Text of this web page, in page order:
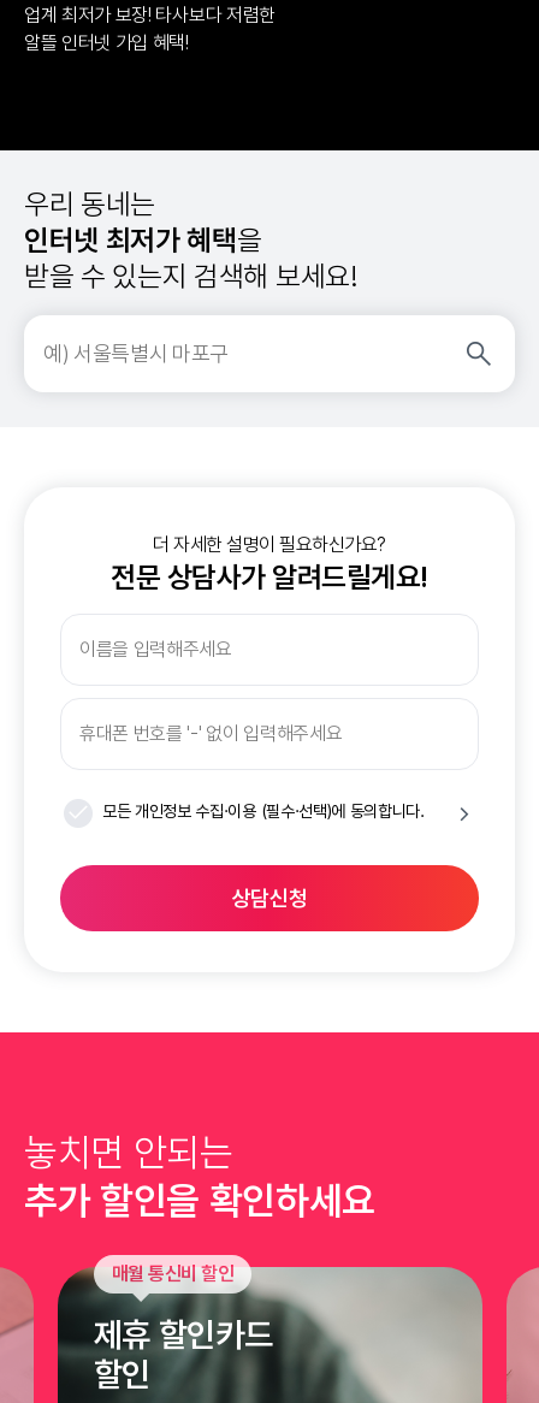
업계 최저가 보장! 타사보다 저렴한
알뜰 인터넷 가입 혜택!
우리 동네는
인터넷 최저가 혜택을
받을 수 있는지 검색해 보세요!
더 자세한 설명이 필요하신가요?
전문 상담사가 알려드릴게요!
모든 개인정보 수집·이용 (필수·선택)에 동의합니다.
상담신청
놓치면 안되는
추가 할인을 확인하세요
매월 통신비 할인
제휴 할인카드
할인